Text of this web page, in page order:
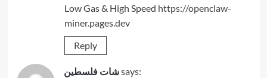
Low Gas & High Speed https://openclaw-
miner.pages.dev
Reply
شات فلسطينsays: